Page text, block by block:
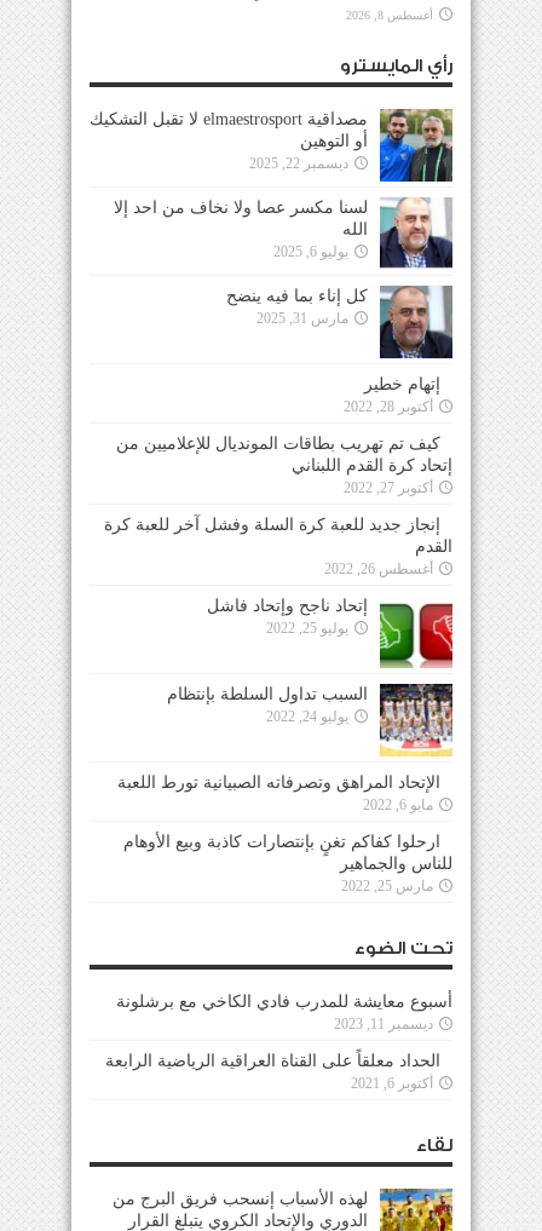
أغسطس 8, 2026
رأي المايسترو
مصداقية elmaestrosport لا تقبل التشكيك
أو التوهين
ديسمبر 22, 2025
لسنا مكسر عصا ولا نخاف من احد إلا
الله
يوليو 6, 2025
كل إناء بما فيه ينضح
مارس 31, 2025
إتهام خطير
أكتوبر 28, 2022
كيف تم تهريب بطاقات المونديال للإعلاميين من
إتحاد كرة القدم اللبناني
أكتوبر 27, 2022
إنجاز جديد للعبة كرة السلة وفشل آخر للعبة كرة
القدم
أغسطس 26, 2022
إتحاد ناجح وإتحاد فاشل
يوليو 25, 2022
السبب تداول السلطة بإنتظام
يوليو 24, 2022
الإتحاد المراهق وتصرفاته الصبيانية تورط اللعبة
مايو 6, 2022
ارحلوا كفاكم تغنٍ بإنتصارات كاذبة وبيع الأوهام
للناس والجماهير
مارس 25, 2022
تحت الضوء
أسبوع معايشة للمدرب فادي الكاخي مع برشلونة
ديسمبر 11, 2023
الحداد معلقاً على القناة العراقية الرياضية الرابعة
أكتوبر 6, 2021
لقاء
لهذه الأسباب إنسحب فريق البرج من
الدوري والإتحاد الكروي يتبلغ القرار